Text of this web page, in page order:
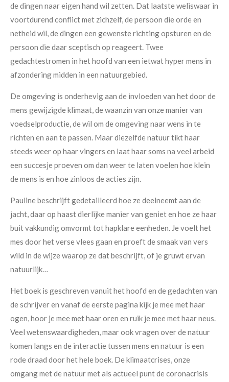
de dingen naar eigen hand wil zetten. Dat laatste weliswaar in
voortdurend conflict met zichzelf, de persoon die orde en
netheid wil, de dingen een gewenste richting opsturen en de
persoon die daar sceptisch op reageert. Twee
gedachtestromen in het hoofd van een ietwat hyper mens in
afzondering midden in een natuurgebied.
De omgeving is onderhevig aan de invloeden van het door de
mens gewijzigde klimaat, de waanzin van onze manier van
voedselproductie, de wil om de omgeving naar wens in te
richten en aan te passen. Maar diezelfde natuur tikt haar
steeds weer op haar vingers en laat haar soms na veel arbeid
een succesje proeven om dan weer te laten voelen hoe klein
de mens is en hoe zinloos de acties zijn.
Pauline beschrijft gedetailleerd hoe ze deelneemt aan de
jacht, daar op haast dierlijke manier van geniet en hoe ze haar
buit vakkundig omvormt tot hapklare eenheden. Je voelt het
mes door het verse vlees gaan en proeft de smaak van vers
wild in de wijze waarop ze dat beschrijft, of je gruwt ervan
natuurlijk…
Het boek is geschreven vanuit het hoofd en de gedachten van
de schrijver en vanaf de eerste pagina kijk je mee met haar
ogen, hoor je mee met haar oren en ruik je mee met haar neus.
Veel wetenswaardigheden, maar ook vragen over de natuur
komen langs en de interactie tussen mens en natuur is een
rode draad door het hele boek. De klimaatcrises, onze
omgang met de natuur met als actueel punt de coronacrisis